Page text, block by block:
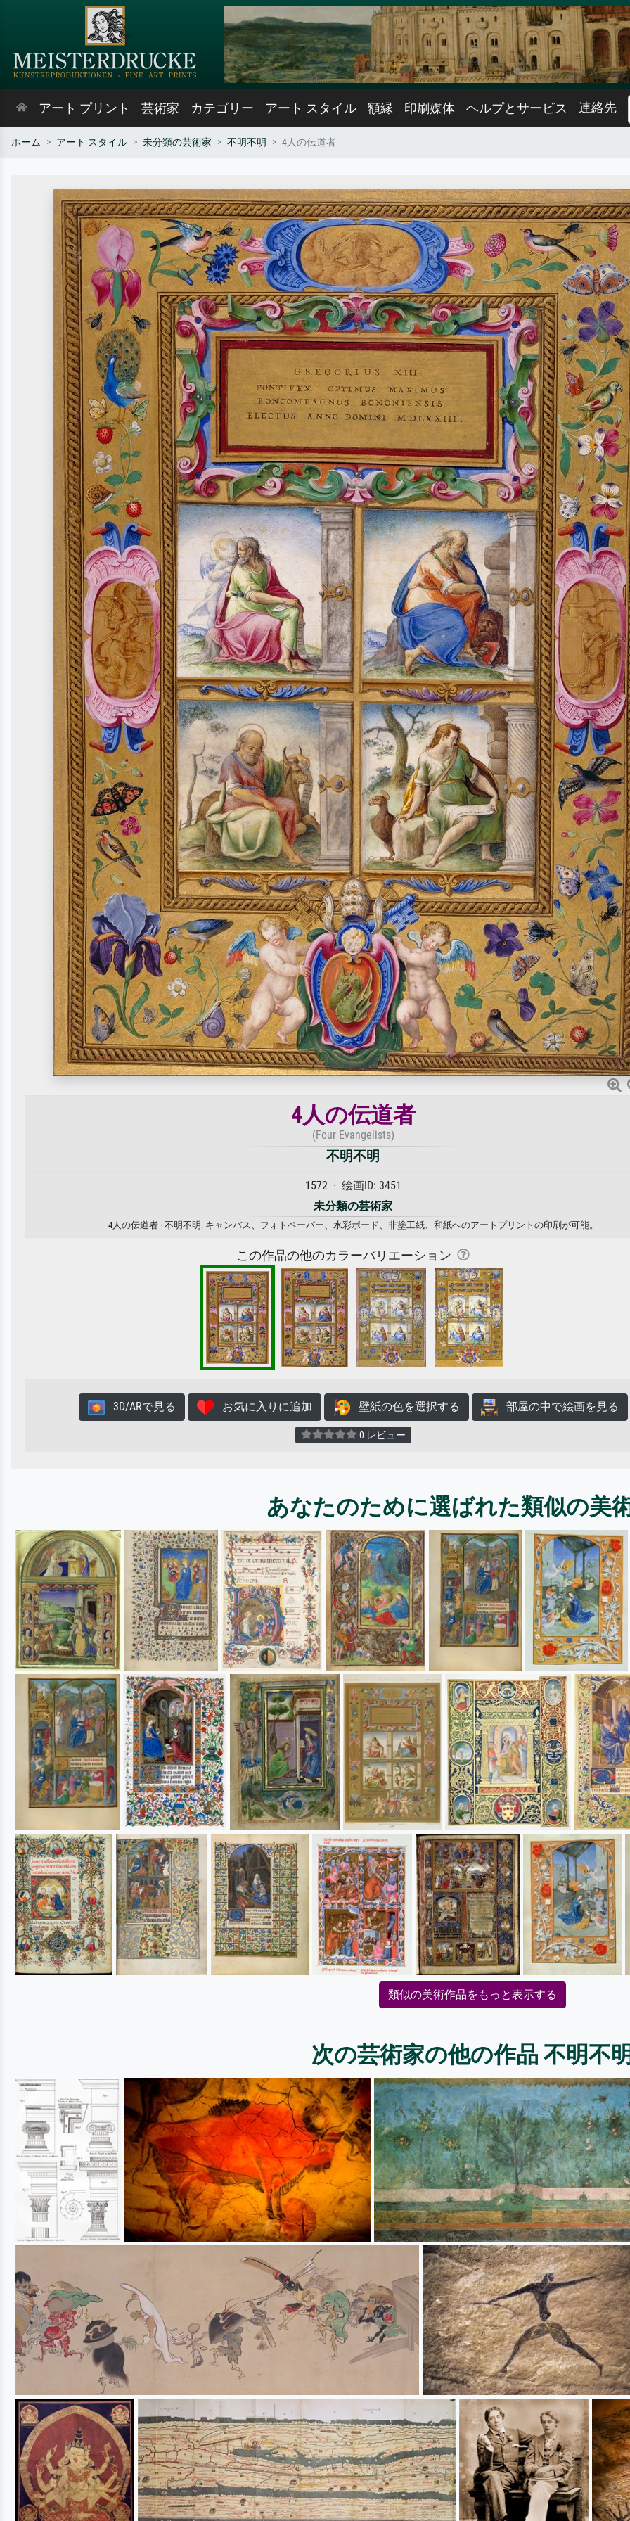
アート プリント 芸術家 カテゴリー アート スタイル 額縁 印刷媒体 ヘルプとサービス 連絡先
ホーム アート スタイル 未分類の芸術家 不明不明 4人の伝道者
4人の伝道者
(Four Evangelists)
不明不明
1572 · 絵画ID: 3451
未分類の芸術家
4人の伝道者 · 不明不明. キャンバス、フォトペーパー、水彩ボード、非塗工紙、和紙へのアートプリントの印刷が可能。
この作品の他のカラーバリエーション
3D/ARで見る お気に入りに追加 壁紙の色を選択する 部屋の中で絵画を見る
0 レビュー
あなたのために選ばれた類似の美
類似の美術作品をもっと表示する
次の芸術家の他の作品 不明不